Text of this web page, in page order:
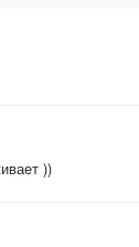
))